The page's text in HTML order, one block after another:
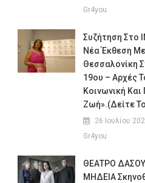
Gr4you
Συζήτηση Στο
Νέα Έκθεση Με
Θεσσαλονίκη
19ου – Αρχές
Κοινωνική Και
Ζωή».(Δείτε
26 Ιουλίου
Gr4you
ΘΕΑΤΡΟ
ΜΗΔΕΙΑ